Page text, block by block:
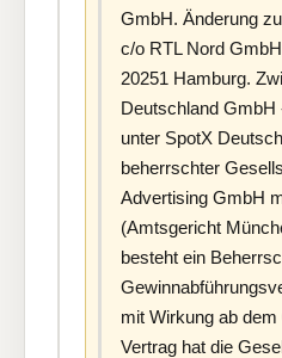
GmbH. Änderung
c/o RTL Nord
20251 Hamburg.
Deutschland GmbH
unter SpotX
beherrschter
Advertising GmbH
(Amtsgericht
besteht ein
mit Wirkung ab
Vertrag hat die